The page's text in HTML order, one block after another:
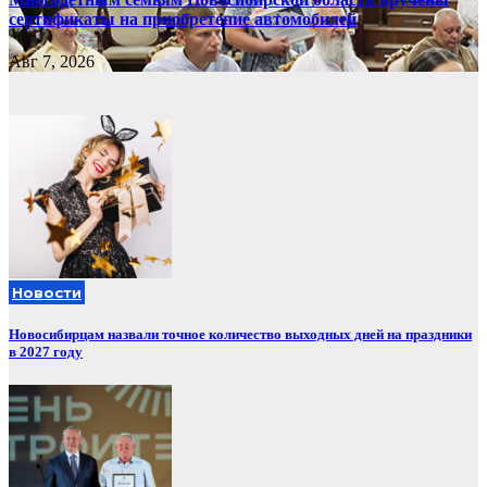
сертификаты на приобретение автомобилей
Авг 7, 2026
Новости
Новосибирцам назвали точное количество выходных дней на праздники
в 2027 году